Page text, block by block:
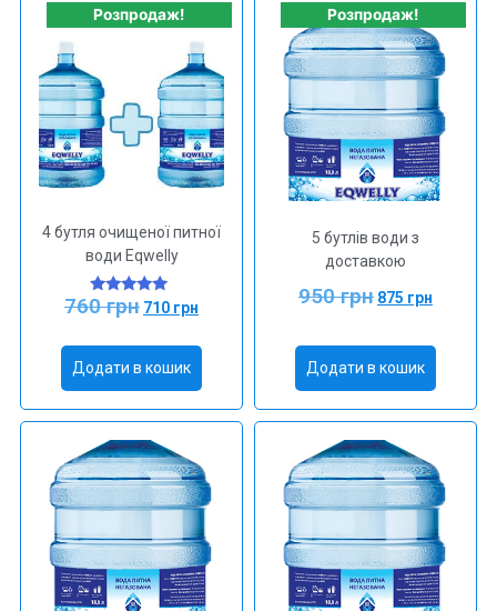
Розпродаж!
4 бутля очищеної питної
води Eqwelly
Оцінено в
5.00
760грн 710 грн
Додати в кошик
Розпродаж!
5 бутлів води з
доставкою
950грн 875 грн
Додати в кошик